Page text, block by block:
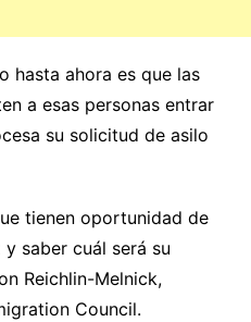
hasta ahora es que las
a esas personas entrar
su solicitud de asilo
tienen oportunidad de
saber cuál será su
Reichlin-Melnick,
Council.